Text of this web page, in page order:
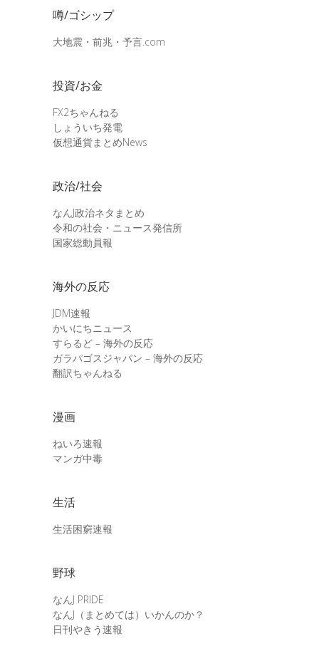
噂/ゴシップ
大地震・前兆・予言.com
投資/お金
FX2ちゃんねる
しょういち発電
仮想通貨まとめNews
政治/社会
なんJ政治ネタまとめ
令和の社会・ニュース発信所
国家総動員報
海外の反応
JDM速報
かいにちニュース
すらるど – 海外の反応
ガラパゴスジャパン – 海外の反応
翻訳ちゃんねる
漫画
ねいろ速報
マンガ中毒
生活
生活困窮速報
野球
なんJ PRIDE
なんJ（まとめては）いかんのか？
日刊やきう速報